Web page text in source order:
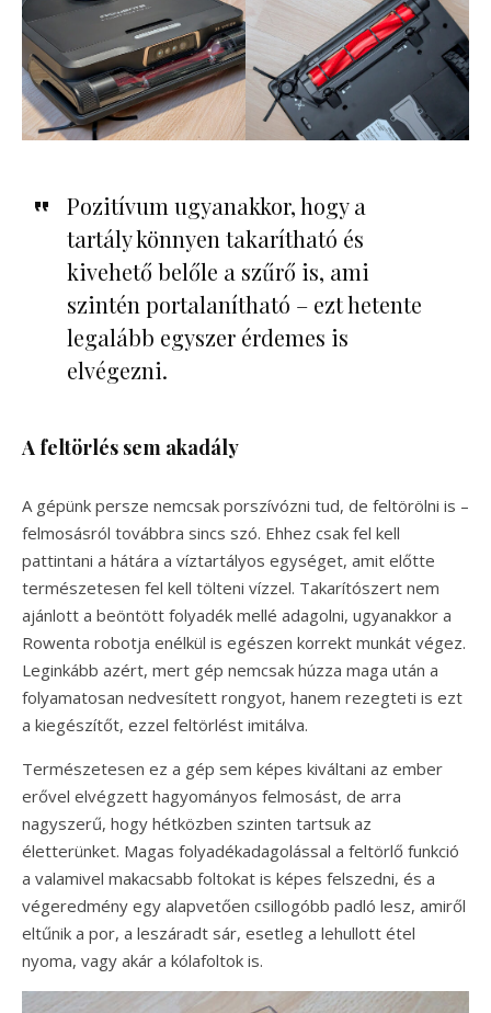
Pozitívum ugyanakkor, hogy a
tartály könnyen takarítható és
kivehető belőle a szűrő is, ami
szintén portalanítható – ezt hetente
legalább egyszer érdemes is
elvégezni.
A feltörlés sem akadály
A gépünk persze nemcsak porszívózni tud, de feltörölni is –
felmosásról továbbra sincs szó. Ehhez csak fel kell
pattintani a hátára a víztartályos egységet, amit előtte
természetesen fel kell tölteni vízzel. Takarítószert nem
ajánlott a beöntött folyadék mellé adagolni, ugyanakkor a
Rowenta robotja enélkül is egészen korrekt munkát végez.
Leginkább azért, mert gép nemcsak húzza maga után a
folyamatosan nedvesített rongyot, hanem rezegteti is ezt
a kiegészítőt, ezzel feltörlést imitálva.
Természetesen ez a gép sem képes kiváltani az ember
erővel elvégzett hagyományos felmosást, de arra
nagyszerű, hogy hétközben szinten tartsuk az
életterünket. Magas folyadékadagolással a feltörlő funkció
a valamivel makacsabb foltokat is képes felszedni, és a
végeredmény egy alapvetően csillogóbb padló lesz, amiről
eltűnik a por, a leszáradt sár, esetleg a lehullott étel
nyoma, vagy akár a kólafoltok is.